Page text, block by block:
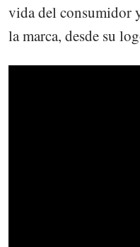
vida del consumidor
la marca, desde su